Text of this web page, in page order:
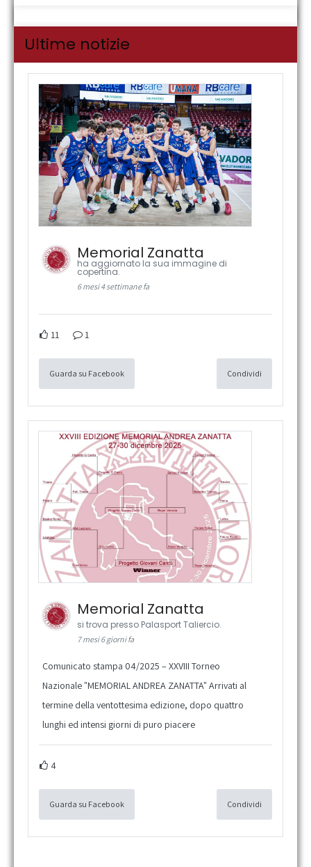
Ultime notizie
Memorial Zanatta
ha aggiornato la sua immagine di
copertina.
6 mesi 4 settimane fa
11 1
Guarda su Facebook Condividi
Memorial Zanatta
si trova presso Palasport Taliercio.
7 mesi 6 giorni fa
Comunicato stampa 04/2025 – XXVIII Torneo
Nazionale "MEMORIAL ANDREA ZANATTA" Arrivati al
termine della ventottesima edizione, dopo quattro
lunghi ed intensi giorni di puro piacere
4
Guarda su Facebook Condividi